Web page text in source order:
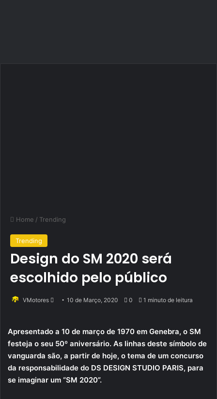
Home / Trending
Trending
Design do SM 2020 será
escolhido pelo público
VMotores
Send10 de Março, 2020 0 1 minuto de leitura
Apresentado a 10 de março de 1970 em Genebra, o SM
festeja o seu 50º aniversário. As linhas deste símbolo de
vanguarda são, a partir de hoje, o tema de um concurso
da responsabilidade do DS DESIGN STUDIO PARIS, para
se imaginar um “SM 2020”.